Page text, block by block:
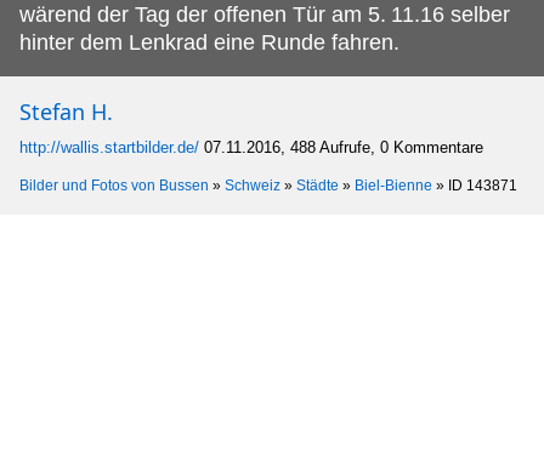
wärend der Tag der offenen Tür am 5. 11.16 selber
hinter dem Lenkrad eine Runde fahren.
Stefan H.
http://wallis.startbilder.de/ 07.11.2016, 488 Aufrufe, 0 Kommentare
Bilder und Fotos von Bussen » Schweiz » Städte » Biel-Bienne » ID 143871